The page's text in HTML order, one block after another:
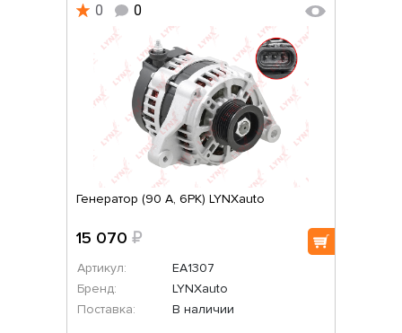
0 0
Генератор (90 A, 6PK) LYNXauto
15 070 ₽
Артикул:
EA1307
Бренд:
LYNXauto
Поставка:
В наличии